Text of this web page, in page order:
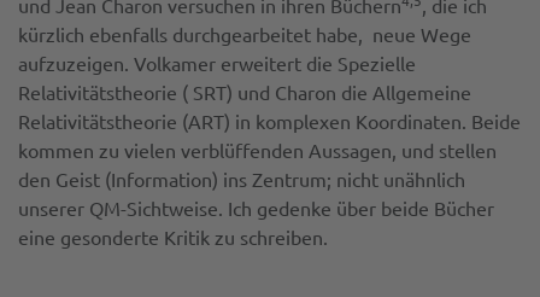
kürzlich ebenfalls durchgearbeitet habe, neue Wege
aufzuzeigen. Volkamer erweitert die Spezielle
Relativitätstheorie ( SRT) und Charon die Allgemeine
Relativitätstheorie (ART) in komplexen Koordinaten. Beide
kommen zu vielen verblüffenden Aussagen, und stellen
den Geist (Information) ins Zentrum; nicht unähnlich
unserer QM-Sichtweise. Ich gedenke über beide Bücher
eine gesonderte Kritik zu schreiben.